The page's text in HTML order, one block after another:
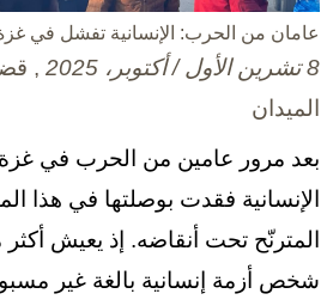
عامان من الحرب: الإنسانية تفشل في
8 تشرين الأول / أكتوبر، 2025
,
الميدان
بعد مرور عامين من الحرب في
الإنسانية فقدت بوصلتها في هذا
المترنّح تحت أنقاضه. إذ يعيش
شخص أزمة إنسانية بالغة غير